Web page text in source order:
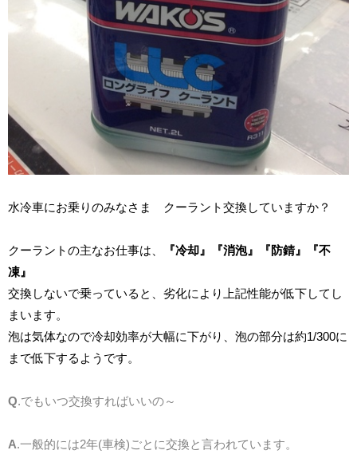
水冷車にお乗りのみなさま クーラント交換していますか？
クーラントの主なお仕事は、
『冷却』『消泡』『防錆』『不
凍』
交換しないで乗っていると、劣化により上記性能が低下してし
まいます。
泡は気体なので冷却効率が大幅に下がり、泡の部分は約1/300に
まで低下するようです。
Q.でもいつ交換すればいいの～
A.一般的には2年(車検)ごとに交換と言われています。